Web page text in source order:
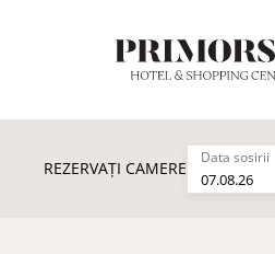
REZERVAȚI CAMERE
Data sosirii
07.08.26